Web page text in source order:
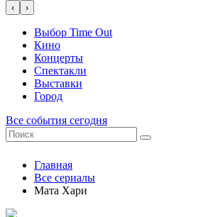
‹ ›
Выбор Time Out
Кино
Концерты
Спектакли
Выставки
Город
Все события сегодня
Главная
Все сериалы
Мата Хари